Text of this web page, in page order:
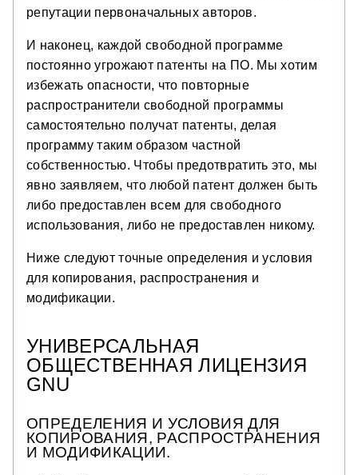
репутации первоначальных авторов.
И наконец, каждой свободной программе
постоянно угрожают патенты на ПО. Мы хотим
избежать опасности, что повторные
распространители свободной программы
самостоятельно получат патенты, делая
программу таким образом частной
собственностью. Чтобы предотвратить это, мы
явно заявляем, что любой патент должен быть
либо предоставлен всем для свободного
использования, либо не предоставлен никому.
Ниже следуют точные определения и условия
для копирования, распространения и
модификации.
УНИВЕРСАЛЬНАЯ
ОБЩЕСТВЕННАЯ ЛИЦЕНЗИЯ
GNU
ОПРЕДЕЛЕНИЯ И УСЛОВИЯ ДЛЯ
КОПИРОВАНИЯ, РАСПРОСТРАНЕНИЯ
И МОДИФИКАЦИИ.